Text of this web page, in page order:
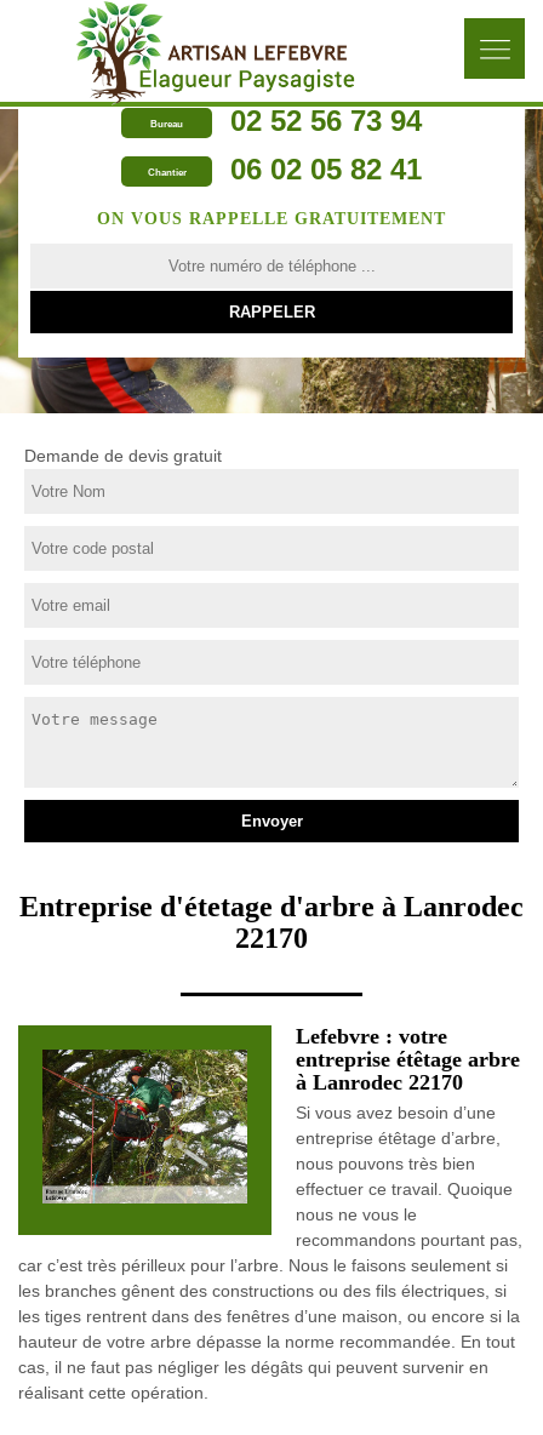
Bureau 02 52 56 73 94
Chantier 06 02 05 82 41
ON VOUS RAPPELLE GRATUITEMENT
Demande de devis gratuit
Entreprise d'étetage d'arbre à Lanrodec
22170
Lefebvre : votre
entreprise étêtage arbre
à Lanrodec 22170
Si vous avez besoin d’une
entreprise étêtage d’arbre,
nous pouvons très bien
effectuer ce travail. Quoique
nous ne vous le
recommandons pourtant pas,
car c’est très périlleux pour l’arbre. Nous le faisons seulement si
les branches gênent des constructions ou des fils électriques, si
les tiges rentrent dans des fenêtres d’une maison, ou encore si la
hauteur de votre arbre dépasse la norme recommandée. En tout
cas, il ne faut pas négliger les dégâts qui peuvent survenir en
réalisant cette opération.